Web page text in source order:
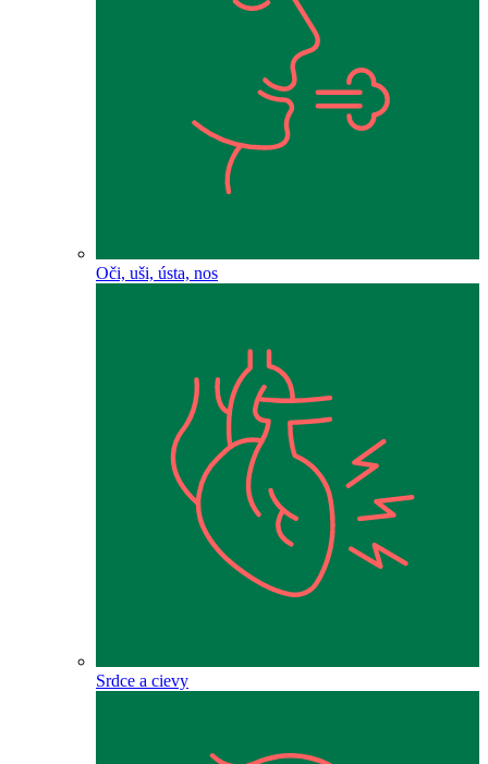
Oči, uši, ústa, nos
Srdce a cievy